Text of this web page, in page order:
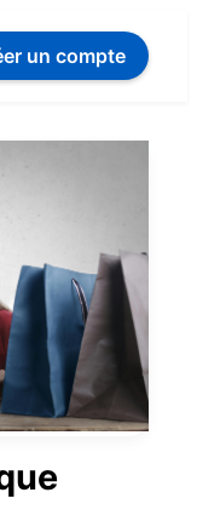
un compte